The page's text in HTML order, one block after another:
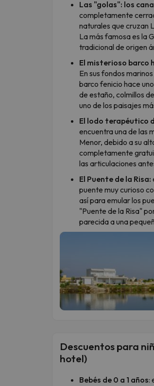
Las "golas": los
completamente
naturales que cruzan
La más famosa es la
tradicional de origen
El misterioso barco
En sus fondos
barco fenicio hace
de estaño, colmillos
uno de los paisajes
El lodo terapéutico
encuentra una de las
Menor, debido a su
completamente
las articulaciones
El Puente de la Risa:
puente muy curioso
así para emular los
"Puente de la Risa"
parecida a una
Descuentos para
hotel)
Bebés de 0 a 1 años: